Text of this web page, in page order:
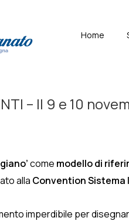
Menù
Home
– Il 9 e 10
come modello di
alla Convention Sistema
imperdibile per